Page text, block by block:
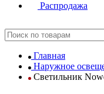
Распродажа
Главная
Наружное
Светильник